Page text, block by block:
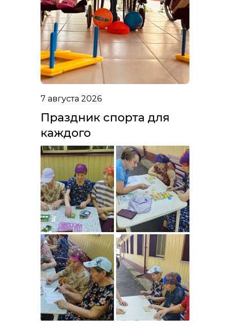
7 августа 2026
Праздник спорта для
каждого